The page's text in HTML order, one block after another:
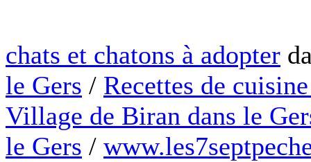
chats et chatons à adopter
le Gers / Recettes de
Village de Biran dans le
le Gers /